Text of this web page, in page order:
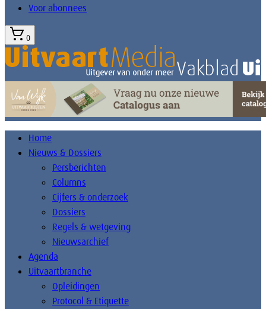
Voor abonnees
0
Home
Nieuws & Dossiers
Persberichten
Columns
Cijfers & onderzoek
Dossiers
Regels & wetgeving
Nieuwsarchief
Agenda
Uitvaartbranche
Opleidingen
Protocol & Etiquette